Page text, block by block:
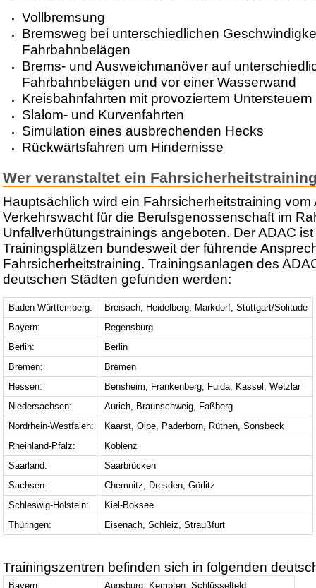
Vollbremsung
Bremsweg bei unterschiedlichen
Fahrbahnbelägen
Brems- und Ausweichmanöver auf
Fahrbahnbelägen und vor einer Wasserwand
Kreisbahnfahrten mit provoziertem
Slalom- und Kurvenfahrten
Simulation eines ausbrechenden Hecks
Rückwärtsfahren um Hindernisse
Wer veranstaltet ein
Hauptsächlich wird ein Fahrsicherheitstraining
Verkehrswacht für die Berufsgenossenschaft im
Unfallverhütungstrainings angeboten. Der ADAC
Trainingsplätzen bundesweit der führende
Fahrsicherheitstraining. Trainingsanlagen des
deutschen Städten gefunden werden:
Baden-Württemberg:
Breisach, Heidelberg, Markdorf, Stuttgart/Solitude
Bayern:
Regensburg
Berlin:
Berlin
Bremen:
Bremen
Hessen:
Bensheim, Frankenberg, Fulda, Kassel, Wetzlar
Niedersachsen:
Aurich, Braunschweig, Faßberg
Nordrhein-Westfalen:
Kaarst, Olpe, Paderborn, Rüthen, Sonsbeck
Rheinland-Pfalz:
Koblenz
Saarland:
Saarbrücken
Sachsen:
Chemnitz, Dresden, Görlitz
Schleswig-Holstein:
Kiel-Boksee
Thüringen:
Eisenach, Schleiz, Straußfurt
Trainingszentren befinden sich in folgenden
Bayern:
Augsburg, Kempten, Schlüsselfeld